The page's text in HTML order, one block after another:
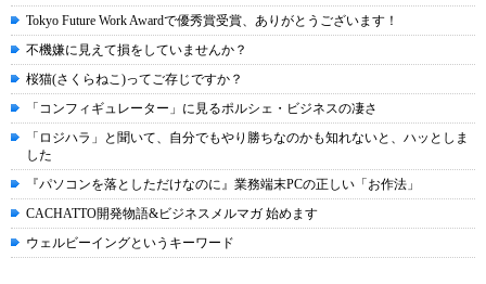
Tokyo Future Work Awardで優秀賞受賞、ありがとうございます！
不機嫌に見えて損をしていませんか？
桜猫(さくらねこ)ってご存じですか？
「コンフィギュレーター」に見るポルシェ・ビジネスの凄さ
「ロジハラ」と聞いて、自分でもやり勝ちなのかも知れないと、ハッとしま
した
『パソコンを落としただけなのに』業務端末PCの正しい「お作法」
CACHATTO開発物語&ビジネスメルマガ 始めます
ウェルビーイングというキーワード